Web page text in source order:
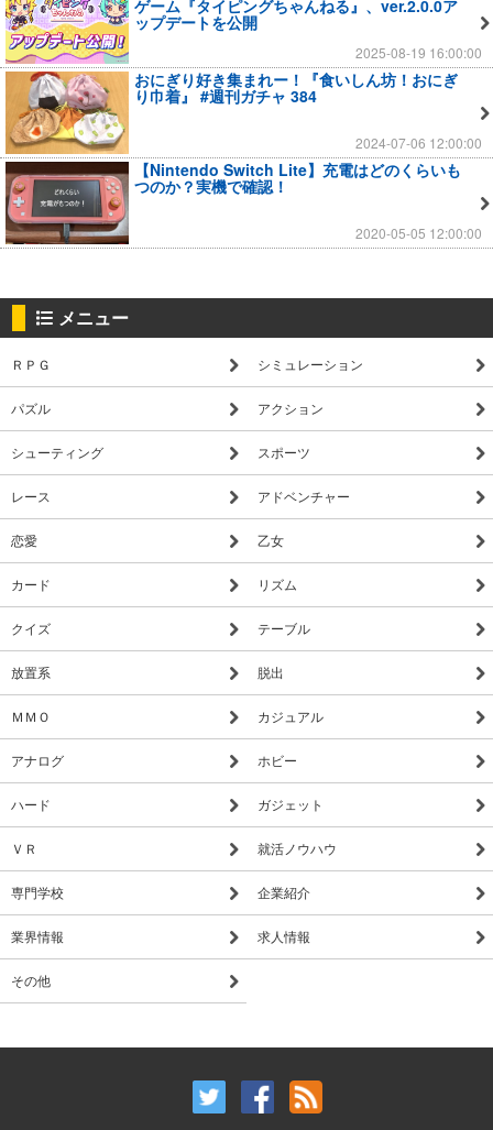
ゲーム『タイピングちゃんねる』、ver.2.0.0ア
ップデートを公開
2025-08-19 16:00:00
おにぎり好き集まれー！『食いしん坊！おにぎ
り巾着』 #週刊ガチャ 384
2024-07-06 12:00:00
【Nintendo Switch Lite】充電はどのくらいも
つのか？実機で確認！
2020-05-05 12:00:00
メニュー
ＲＰＧ シミュレーション
パズル アクション
シューティング スポーツ
レース アドベンチャー
恋愛 乙女
カード リズム
クイズ テーブル
放置系 脱出
ＭＭＯ カジュアル
アナログ ホビー
ハード ガジェット
ＶＲ 就活ノウハウ
専門学校 企業紹介
業界情報 求人情報
その他